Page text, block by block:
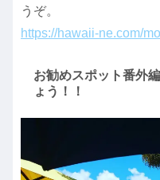
うぞ。
https://hawaii-ne.com/
お勧めスポット番外
ょう！！